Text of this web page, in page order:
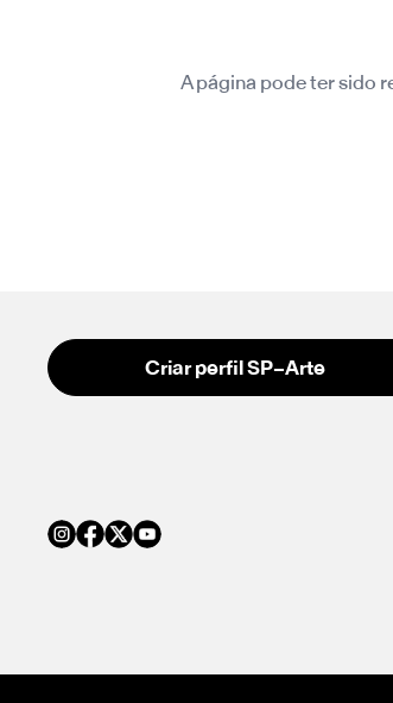
A página pode ter sido
Criar perfil SP–Arte